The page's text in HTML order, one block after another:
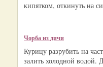
кипятком, откинуть на
Чорба из дичи
Курицу разрубить на
залить холодной водой.